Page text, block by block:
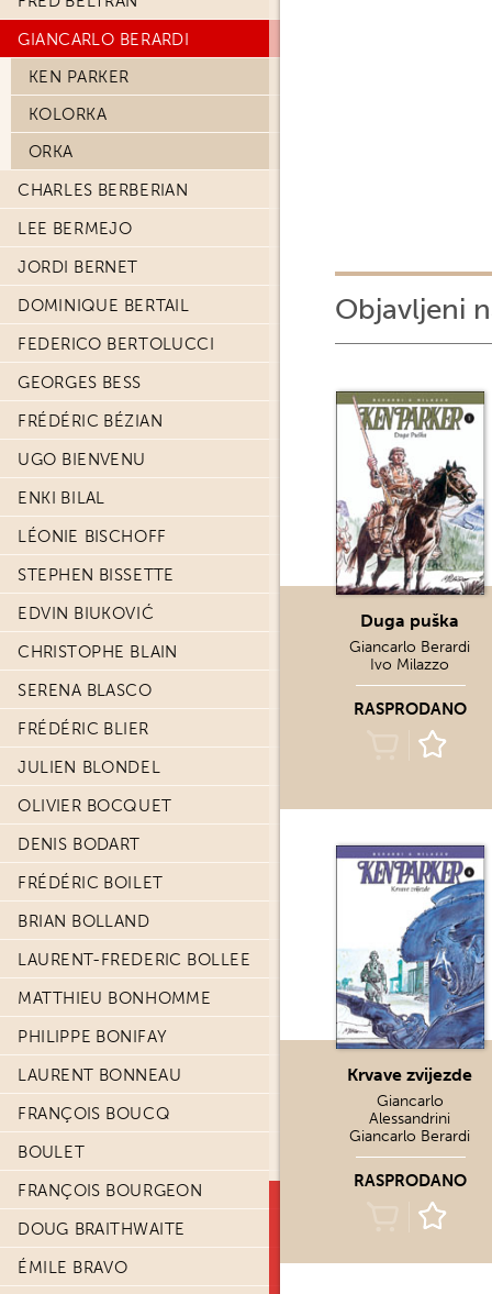
GIANCARLO BERARDI
KEN PARKER
KOLORKA
ORKA
CHARLES BERBERIAN
LEE BERMEJO
JORDI BERNET
DOMINIQUE BERTAIL
FEDERICO BERTOLUCCI
GEORGES BESS
FRÉDÉRIC BÉZIAN
UGO BIENVENU
ENKI BILAL
LÉONIE BISCHOFF
STEPHEN BISSETTE
EDVIN BIUKOVIĆ
CHRISTOPHE BLAIN
SERENA BLASCO
FRÉDÉRIC BLIER
JULIEN BLONDEL
OLIVIER BOCQUET
DENIS BODART
FRÉDÉRIC BOILET
BRIAN BOLLAND
LAURENT-FREDERIC BOLLEE
MATTHIEU BONHOMME
PHILIPPE BONIFAY
LAURENT BONNEAU
FRANÇOIS BOUCQ
BOULET
FRANÇOIS BOURGEON
DOUG BRAITHWAITE
ÉMILE BRAVO
Objavljeni
Duga puška
Giancarlo Berardi
Ivo Milazzo
RASPRODANO
Krvave zvijezde
Giancarlo
Alessandrini
Giancarlo Berardi
RASPRODANO